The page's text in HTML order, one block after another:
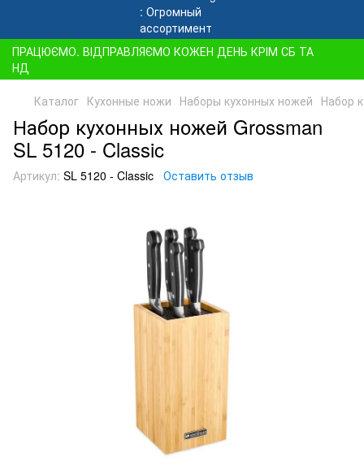
ПРАЦЮЄМО. ВІДПРАВЛЯЄМО КОЖЕН ДЕНЬ КРІМ СБ ТА
НД
Каталог Кухонные ножи Наборы кухонных ножей Набор
Набор кухонных ножей Grossman
SL 5120 - Classic
Артикул: SL 5120 - Classic Оставить отзыв